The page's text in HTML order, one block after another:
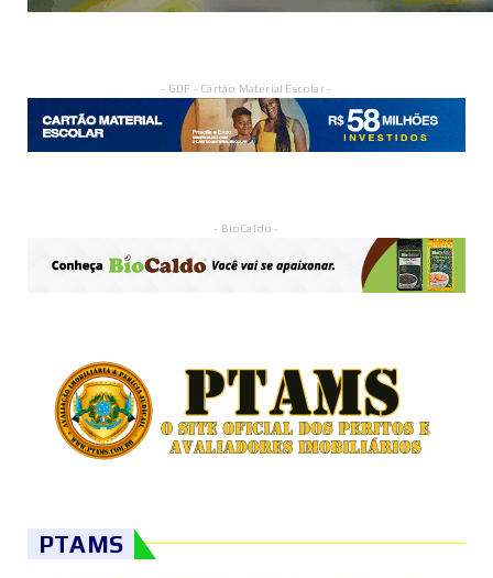
- GDF - Cartão Material Escolar -
- BioCaldo -
PTAMS